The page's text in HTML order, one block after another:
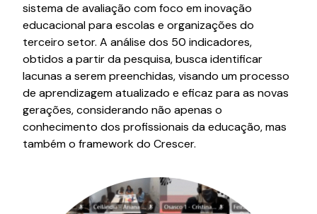
sistema de avaliação com foco em inovação
educacional para escolas e organizações do
terceiro setor. A análise dos 50 indicadores,
obtidos a partir da pesquisa, busca identificar
lacunas a serem preenchidas, visando um processo
de aprendizagem atualizado e eficaz para as novas
gerações, considerando não apenas o
conhecimento dos profissionais da educação, mas
também o framework do Crescer.